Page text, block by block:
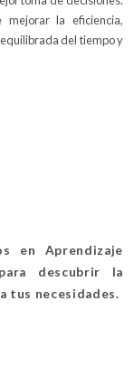
mejorar la eficiencia,
del tiempo y
en Aprendizaje
descubrir la
tus necesidades.